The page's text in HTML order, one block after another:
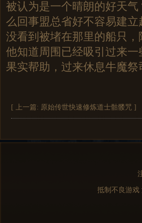
被认为是一个晴朗的好天
么回事盟总省好不容易建
没看到被堵在那里的船只
他知道周围已经吸引过来
果实帮助，过来休息牛魔祭
[ 上一篇: 原始传世快速修炼道士骷髅咒 ]
抵制不良游戏